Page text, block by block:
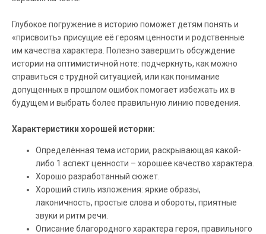
Глубокое погружение в историю поможет детям понять и
«присвоить» присущие её героям ценности и родственные
им качества характера. Полезно завершить обсуждение
истории на оптимистичной ноте: подчеркнуть, как можно
справиться с трудной ситуацией, или как понимание
допущенных в прошлом ошибок помогает избежать их в
будущем и выбрать более правильную линию поведения.
Характеристики хорошей истории:
Определённая тема истории, раскрывающая какой-
либо 1 аспект ценности – хорошее качество характера.
Хорошо разработанный сюжет.
Хороший стиль изложения: яркие образы,
лаконичность, простые слова и обороты, приятные
звуки и ритм речи.
Описание благородного характера героя, правильного